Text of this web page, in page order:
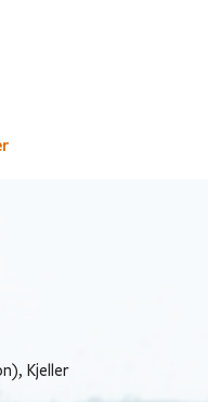
Kjeller